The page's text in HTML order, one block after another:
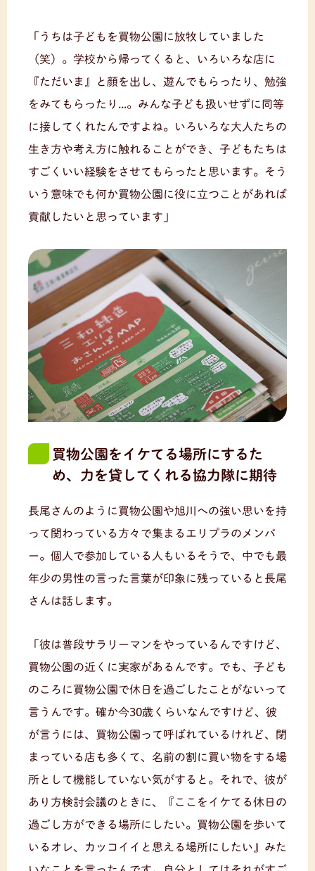
「うちは子どもを買物公園に放牧していました
（笑）。学校から帰ってくると、いろいろな店に
『ただいま』と顔を出し、遊んでもらったり、勉強
をみてもらったり...。みんな子ども扱いせずに同等
に接してくれたんですよね。いろいろな大人たちの
生き方や考え方に触れることができ、子どもたちは
すごくいい経験をさせてもらったと思います。そう
いう意味でも何か買物公園に役に立つことがあれば
貢献したいと思っています」
買物公園をイケてる場所にするた
め、力を貸してくれる協力隊に期待
長尾さんのように買物公園や旭川への強い思いを持
って関わっている方々で集まるエリプラのメンバ
ー。個人で参加している人もいるそうで、中でも最
年少の男性の言った言葉が印象に残っていると長尾
さんは話します。
「彼は普段サラリーマンをやっているんですけど、
買物公園の近くに実家があるんです。でも、子ども
のころに買物公園で休日を過ごしたことがないって
言うんです。確か今30歳くらいなんですけど、彼
が言うには、買物公園って呼ばれているけれど、閉
まっている店も多くて、名前の割に買い物をする場
所として機能していない気がすると。それで、彼が
あり方検討会議のときに、『ここをイケてる休日の
過ごし方ができる場所にしたい。買物公園を歩いて
いるオレ、カッコイイと思える場所にしたい』みた